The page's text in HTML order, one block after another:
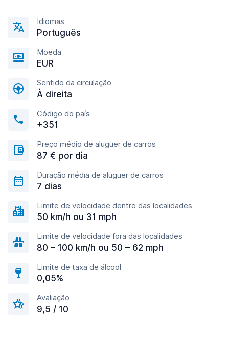
Idiomas
Português
Moeda
EUR
Sentido da circulação
À direita
Código do país
+351
Preço médio de aluguer de carros
87 € por dia
Duração média de aluguer de carros
7 dias
Limite de velocidade dentro das localidades
50 km/h ou 31 mph
Limite de velocidade fora das localidades
80 – 100 km/h ou 50 – 62 mph
Limite de taxa de álcool
0,05%
Avaliação
9,5 / 10